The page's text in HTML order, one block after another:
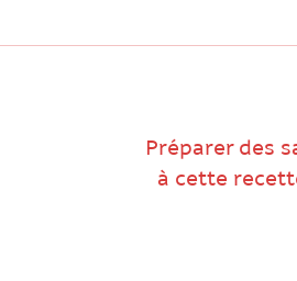
Préparer des
à cette